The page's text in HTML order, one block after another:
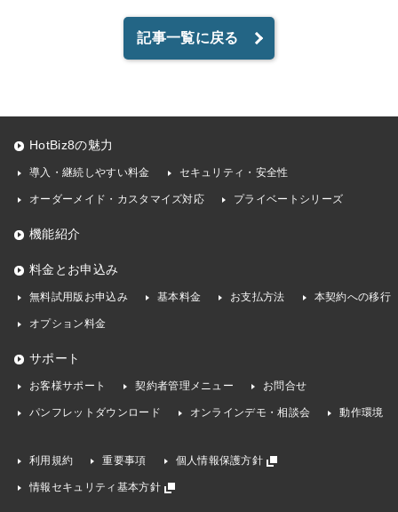
記事一覧に戻る
HotBiz8の魅力
導入・継続しやすい料金 セキュリティ・安全性
オーダーメイド・カスタマイズ対応 プライベートシリーズ
機能紹介
料金とお申込み
無料試用版お申込み 基本料金 お支払方法 本契約への移行
オプション料金
サポート
お客様サポート 契約者管理メニュー お問合せ
パンフレットダウンロード オンラインデモ・相談会 動作環境
利用規約 重要事項 個人情報保護方針
情報セキュリティ基本方針